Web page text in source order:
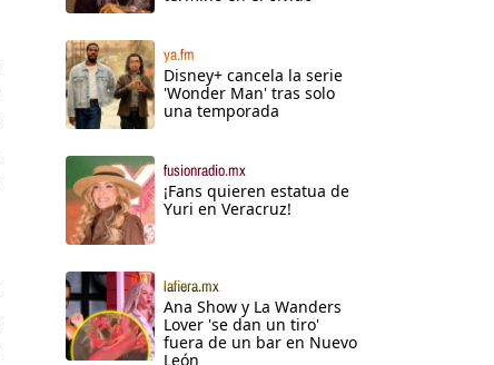
ya.fm
Disney+ cancela la serie
'Wonder Man' tras solo
una temporada
fusionradio.mx
¡Fans quieren estatua de
Yuri en Veracruz!
lafiera.mx
Ana Show y La Wanders
Lover 'se dan un tiro'
fuera de un bar en Nuevo
León